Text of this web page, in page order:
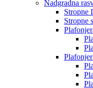
Nadgradna
Stropne
Stropne